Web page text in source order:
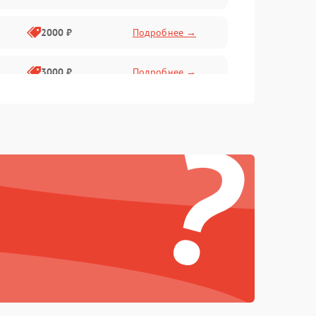
2000 ₽ Подробнее →
3000 ₽ Подробнее →
1000 ₽
Подробнее →
Подробнее →
?